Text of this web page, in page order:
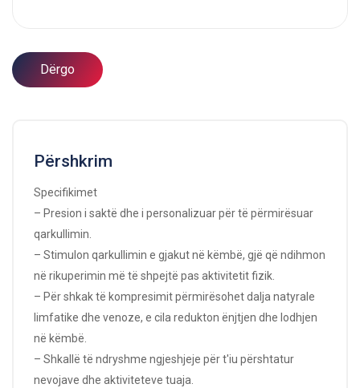
Dërgo
Përshkrim
Specifikimet
– Presion i saktë dhe i personalizuar për të përmirësuar
qarkullimin.
– Stimulon qarkullimin e gjakut në këmbë, gjë që ndihmon
në rikuperimin më të shpejtë pas aktivitetit fizik.
– Për shkak të kompresimit përmirësohet dalja natyrale
limfatike dhe venoze, e cila redukton ënjtjen dhe lodhjen
në këmbë.
– Shkallë të ndryshme ngjeshjeje për t'iu përshtatur
nevojave dhe aktiviteteve tuaja.